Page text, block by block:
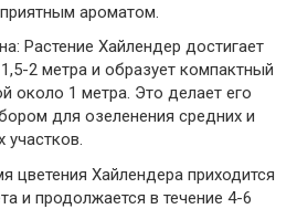
ароматом.
Растение Хайлендер достигает
2 метра и образует компактный
около 1 метра. Это делает его
для озеленения средних и
цветения Хайлендера приходится
и продолжается в течение 4-6